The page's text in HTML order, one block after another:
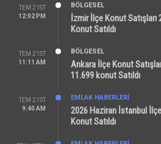
TEM 21ST
12:02 PM
BÖLGESEL
İzmir İlçe Konut Satışları
Konut Satıldı
TEM 21ST
11:11 AM
BÖLGESEL
Ankara İlçe Konut
11.699 konut Satıldı
TEM 21ST
9:40 AM
EMLAK HABERLERI
2026 Haziran İstanbul
Konut Satıldı